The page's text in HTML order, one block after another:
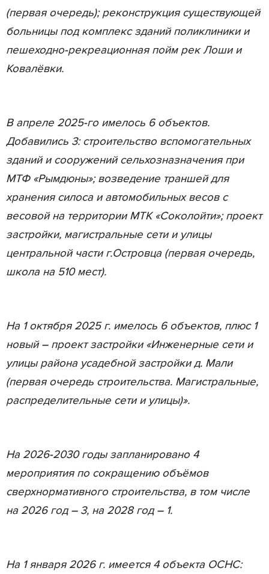
(первая очередь); реконструкция существующей
больницы под комплекс зданий поликлиники и
пешеходно-рекреационная пойм рек Лоши и
Ковалёвки.
В апреле 2025-го имелось 6 объектов.
Добавились 3: строительство вспомогательных
зданий и сооружений сельхозназначения при
МТФ «Рымдюны»; возведение траншей для
хранения силоса и автомобильных весов с
весовой на территории МТК «Соколойти»; проект
застройки, магистральные сети и улицы
центральной части г.Островца (первая очередь,
школа на 510 мест).
На 1 октября 2025 г. имелось 6 объектов, плюс 1
новый – проект застройки «Инженерные сети и
улицы района усадебной застройки д. Мали
(первая очередь строительства. Магистральные,
распределительные сети и улицы)».
На 2026-2030 годы запланировано 4
мероприятия по сокращению объёмов
сверхнормативного строительства, в том числе
на 2026 год – 3, на 2028 год – 1.
На 1 января 2026 г. имеется 4 объекта ОСНС: